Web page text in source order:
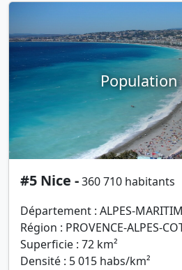
Population
#5 Nice -360 710 habitants
Département : ALPES-
Région : PROVENCE-ALPES-
Superficie : 72 km²
Densité : 5 015 habs/km²